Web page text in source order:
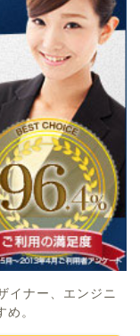
イナー、エンジニ
。